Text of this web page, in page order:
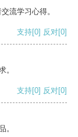
流学习心得。
支持[0] 反对[0]
。
支持[0] 反对[0]
。